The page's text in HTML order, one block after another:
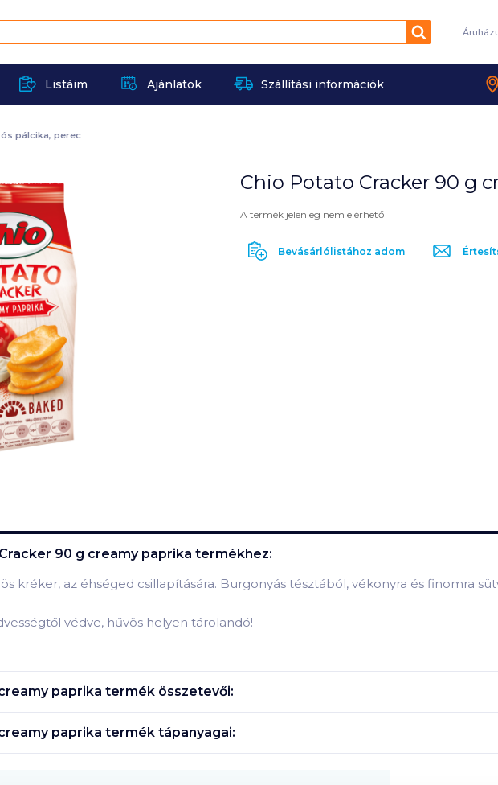
Keresés
Listáim Ajánlatok Szállítási információk
pálcika, perec
Chio Potato Cracker 90 g
A termék jelenleg nem elérhető
Bevásárlólistához adom
90 g creamy paprika termékhez:
kréker, az éhséged csillapítására. Burgonyás tésztából, vékonyra és finomra
védve, hűvös helyen tárolandó!
paprika termék összetevői:
paprika termék tápanyagai: